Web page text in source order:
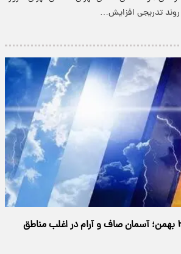
تدریجی افزایش…
وضعیت آب و هوا در ۲۰ بهمن؛ آسمان صاف و آرام در اغلب مناطق